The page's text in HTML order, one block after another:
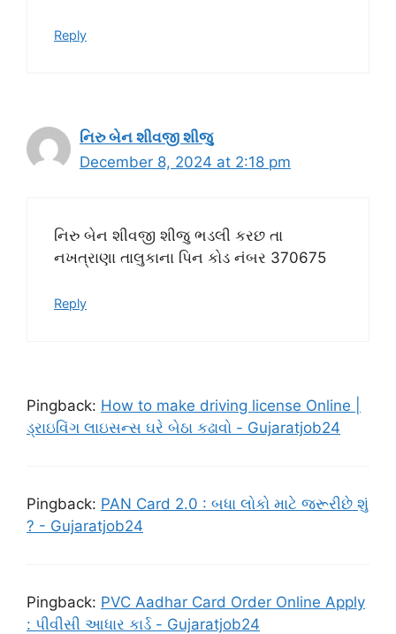
Reply
નિરુ બેન શીવજી શીજુ
December 8, 2024 at 2:18 pm
નિરુ બેન શીવજી શીજુ ભડલી કરછ તા
નખત્રાણા તાલુકાના પિન કોડ નંબર 370675
Reply
Pingback: How to make driving license Online |
ડ્રાઇવિંગ લાઇસન્સ ઘરે બેઠા કઢાવો - Gujaratjob24
Pingback: PAN Card 2.0 : બધા લોકો માટે જરૂરીછે શું
? - Gujaratjob24
Pingback: PVC Aadhar Card Order Online Apply
: પીવીસી આધાર કાર્ડ - Gujaratjob24